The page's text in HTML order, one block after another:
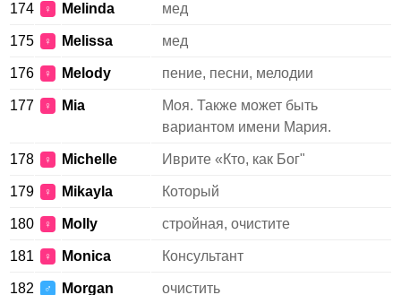
174 ♀ Melinda мед
175 ♀ Melissa мед
176 ♀ Melody пение, песни, мелодии
177 ♀ Mia
Моя. Также может быть
вариантом имени Мария.
178 ♀ Michelle Иврите «Кто, как Бог"
179 ♀ Mikayla Который
180 ♀ Molly стройная, очистите
181 ♀ Monica Консультант
182 ♂ Morgan очистить